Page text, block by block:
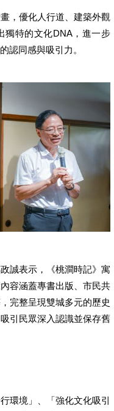
，優化人行道、建築外觀
獨特的文化DNA，進一步
認同感與吸引力。
誠表示，《桃澗時記》寓
容涵蓋專書出版、市民共
完整呈現雙城多元的歷史
引民眾深入認識並保存舊
環境」、「強化文化吸引